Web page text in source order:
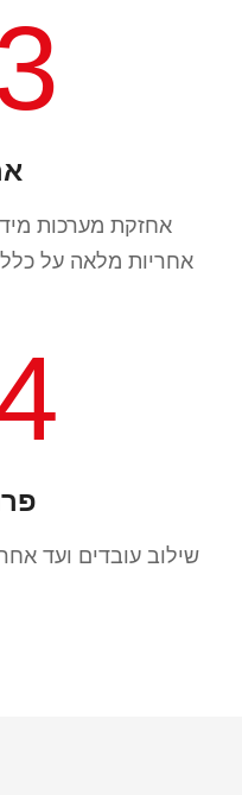
אחזקת מערכות
אחריות מלאה על
שילוב עובדים ועד